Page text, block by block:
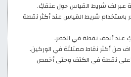
عبر لف شريط القياس حول عنقكِ.
شريط القياس عند أكثر نقطة
أنحف نقطة في الخصر.
من أكثر نقاط ممتلئة في الوركين.
نقطة في الكتف وحتى أخمص